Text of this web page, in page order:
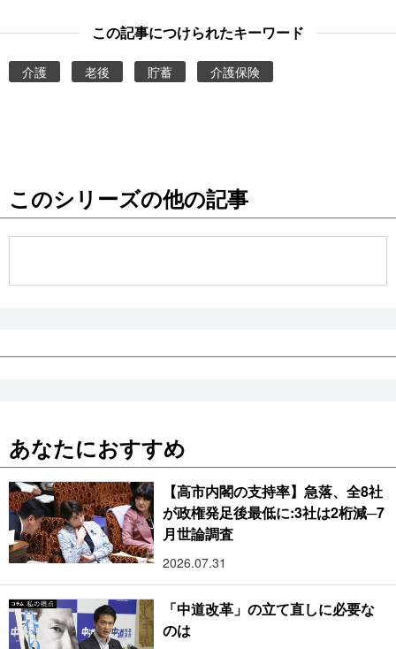
この記事につけられたキーワード
介護 老後 貯蓄 介護保険
このシリーズの他の記事
あなたにおすすめ
【高市内閣の支持率】急落、全8社
が政権発足後最低に:3社は2桁減─7
月世論調査
2026.07.31
「中道改革」の立て直しに必要な
のは